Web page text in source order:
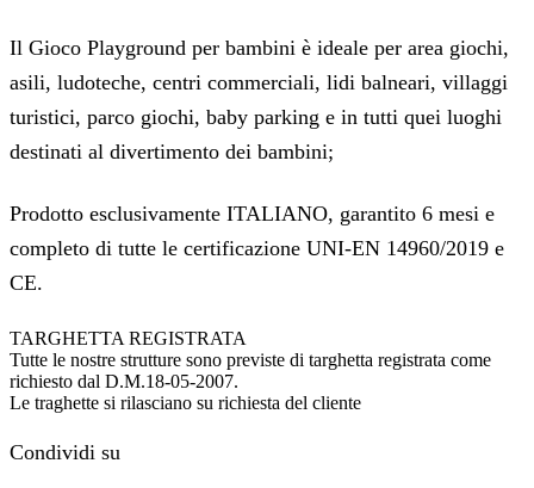
Il Gioco Playground per bambini è ideale per area giochi,
asili, ludoteche, centri commerciali, lidi balneari, villaggi
turistici, parco giochi, baby parking e in tutti quei luoghi
destinati al divertimento dei bambini;
Prodotto esclusivamente ITALIANO, garantito 6 mesi e
completo di tutte le certificazione UNI-EN 14960/2019 e
CE.
TARGHETTA REGISTRATA
Tutte le nostre strutture sono previste di targhetta registrata come
richiesto dal D.M.18-05-2007.
Le traghette si rilasciano su richiesta del cliente
Condividi su